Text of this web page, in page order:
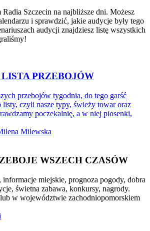
Radia Szczecin na najbliższe dni. Możesz
i sprawdzić, jakie audycje były tego
audycji znajdziesz listę wszystkich
PRZEBOJÓW
przebojów tygodnia, do tego garść
czyli nasze typy, świeży towar oraz
poczekalnię, a w niej piosenki,
Milewska
WSZECH CZASÓW
miejskie, prognoza pogody, dobra
świetna zabawa, konkursy, nagrody.
lub w województwie zachodniopomorskiem